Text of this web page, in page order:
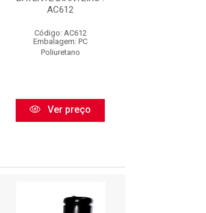
AC612
Código: AC612
Embalagem: PC
Poliuretano
Ver preço